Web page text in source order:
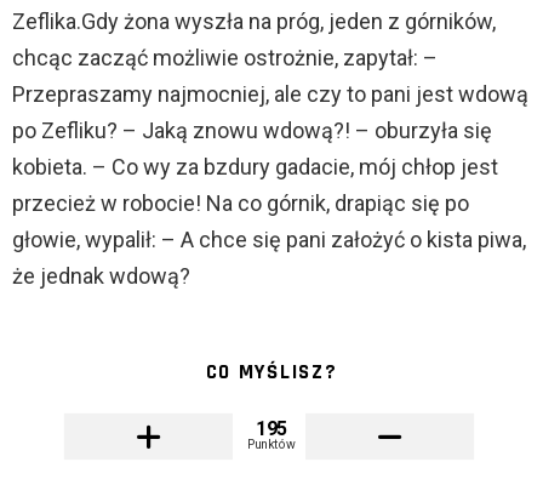
Zeflika.Gdy żona wyszła na próg, jeden z górników,
chcąc zacząć możliwie ostrożnie, zapytał: –
Przepraszamy najmocniej, ale czy to pani jest wdową
po Zefliku? – Jaką znowu wdową?! – oburzyła się
kobieta. – Co wy za bzdury gadacie, mój chłop jest
przecież w robocie! Na co górnik, drapiąc się po
głowie, wypalił: – A chce się pani założyć o kista piwa,
że jednak wdową?
CO MYŚLISZ?
195
Punktów